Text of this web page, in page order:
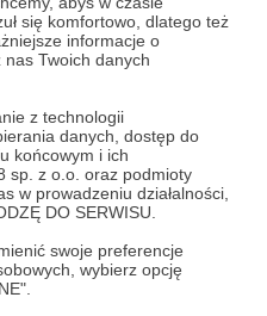
się komfortowo, dlatego też
informacje o
Twoich danych
z technologii
danych, dostęp do
końcowym i ich
sp. z o.o. oraz podmioty
w prowadzeniu działalności,
DO SERWISU.
swoje preferencje
wybierz opcję
się
wojenny recenzja